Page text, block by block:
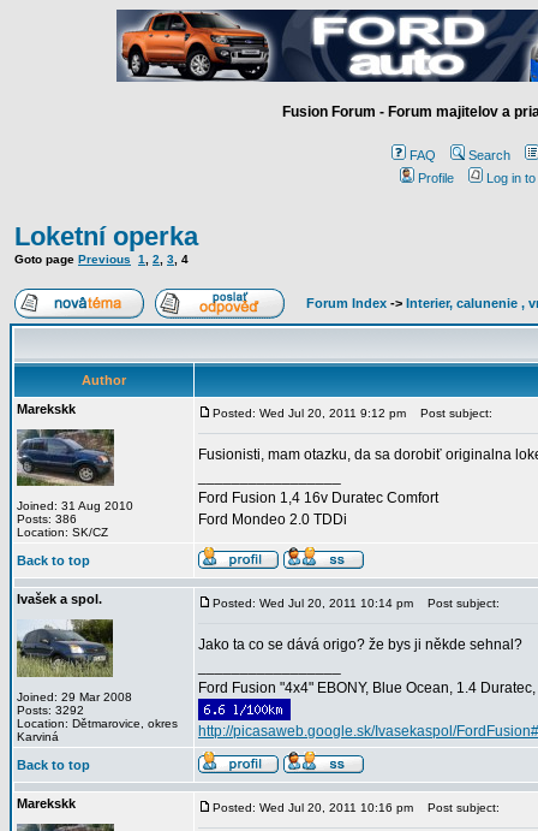
Fusion Forum - Forum majitelov a
FAQ
Search
Profile
Log in
Loketní operka
Goto page Previous 1 2 3 4
Forum Index -> Interier, calunenie ,
Author
Marekskk
Joined: 31 Aug 2010
Posts: 386
Location: SK/CZ
Posted: Wed Jul 20, 2011 9:12 pm Post subject:
Fusionisti, mam otazku, da sa dorobiť originalna
Ford Fusion 1,4 16v Duratec Comfort
Ford Mondeo 2.0 TDDi
Back to top
Ivašek a spol.
Joined: 29 Mar 2008
Posts: 3292
Location: Dětmarovice, okres
Karviná
Posted: Wed Jul 20, 2011 10:14 pm Post subject:
Jako ta co se dává origo? že bys ji někde sehnal?
Ford Fusion "4x4" EBONY, Blue Ocean, 1.4
http://picasaweb.google.sk/Ivasekaspol/FordFusion#
Back to top
Marekskk Posted: Wed Jul 20, 2011 10:16 pm Post subject: